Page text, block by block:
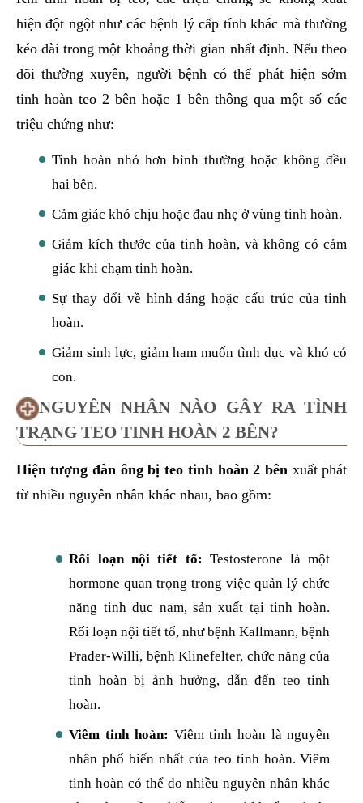
hiện đột ngột như các bệnh lý cấp tính khác mà thường
kéo dài trong một khoảng thời gian nhất định. Nếu theo
dõi thường xuyên, người bệnh có thể phát hiện sớm
tinh hoàn teo 2 bên hoặc 1 bên thông qua một số các
triệu chứng như:
Tinh hoàn nhỏ hơn bình thường hoặc không đều
hai bên.
Cảm giác khó chịu hoặc đau nhẹ ở vùng tinh hoàn.
Giảm kích thước của tinh hoàn, và không có cảm
giác khi chạm tinh hoàn.
Sự thay đổi về hình dáng hoặc cấu trúc của tinh
hoàn.
Giảm sinh lực, giảm ham muốn tình dục và khó có
con.
NGUYÊN NHÂN NÀO GÂY RA TÌNH
TRẠNG TEO TINH HOÀN 2 BÊN?
Hiện tượng đàn ông bị teo tinh hoàn 2 bên xuất phát
từ nhiều nguyên nhân khác nhau, bao gồm:
Rối loạn nội tiết tố: Testosterone là một
hormone quan trọng trong việc quản lý chức
năng tinh dục nam, sản xuất tại tinh hoàn.
Rối loạn nội tiết tố, như bệnh Kallmann, bệnh
Prader-Willi, bệnh Klinefelter, chức năng của
tinh hoàn bị ảnh hưởng, dẫn đến teo tinh
hoàn.
Viêm tinh hoàn: Viêm tinh hoàn là nguyên
nhân phổ biến nhất của teo tinh hoàn. Viêm
tinh hoàn có thể do nhiều nguyên nhân khác